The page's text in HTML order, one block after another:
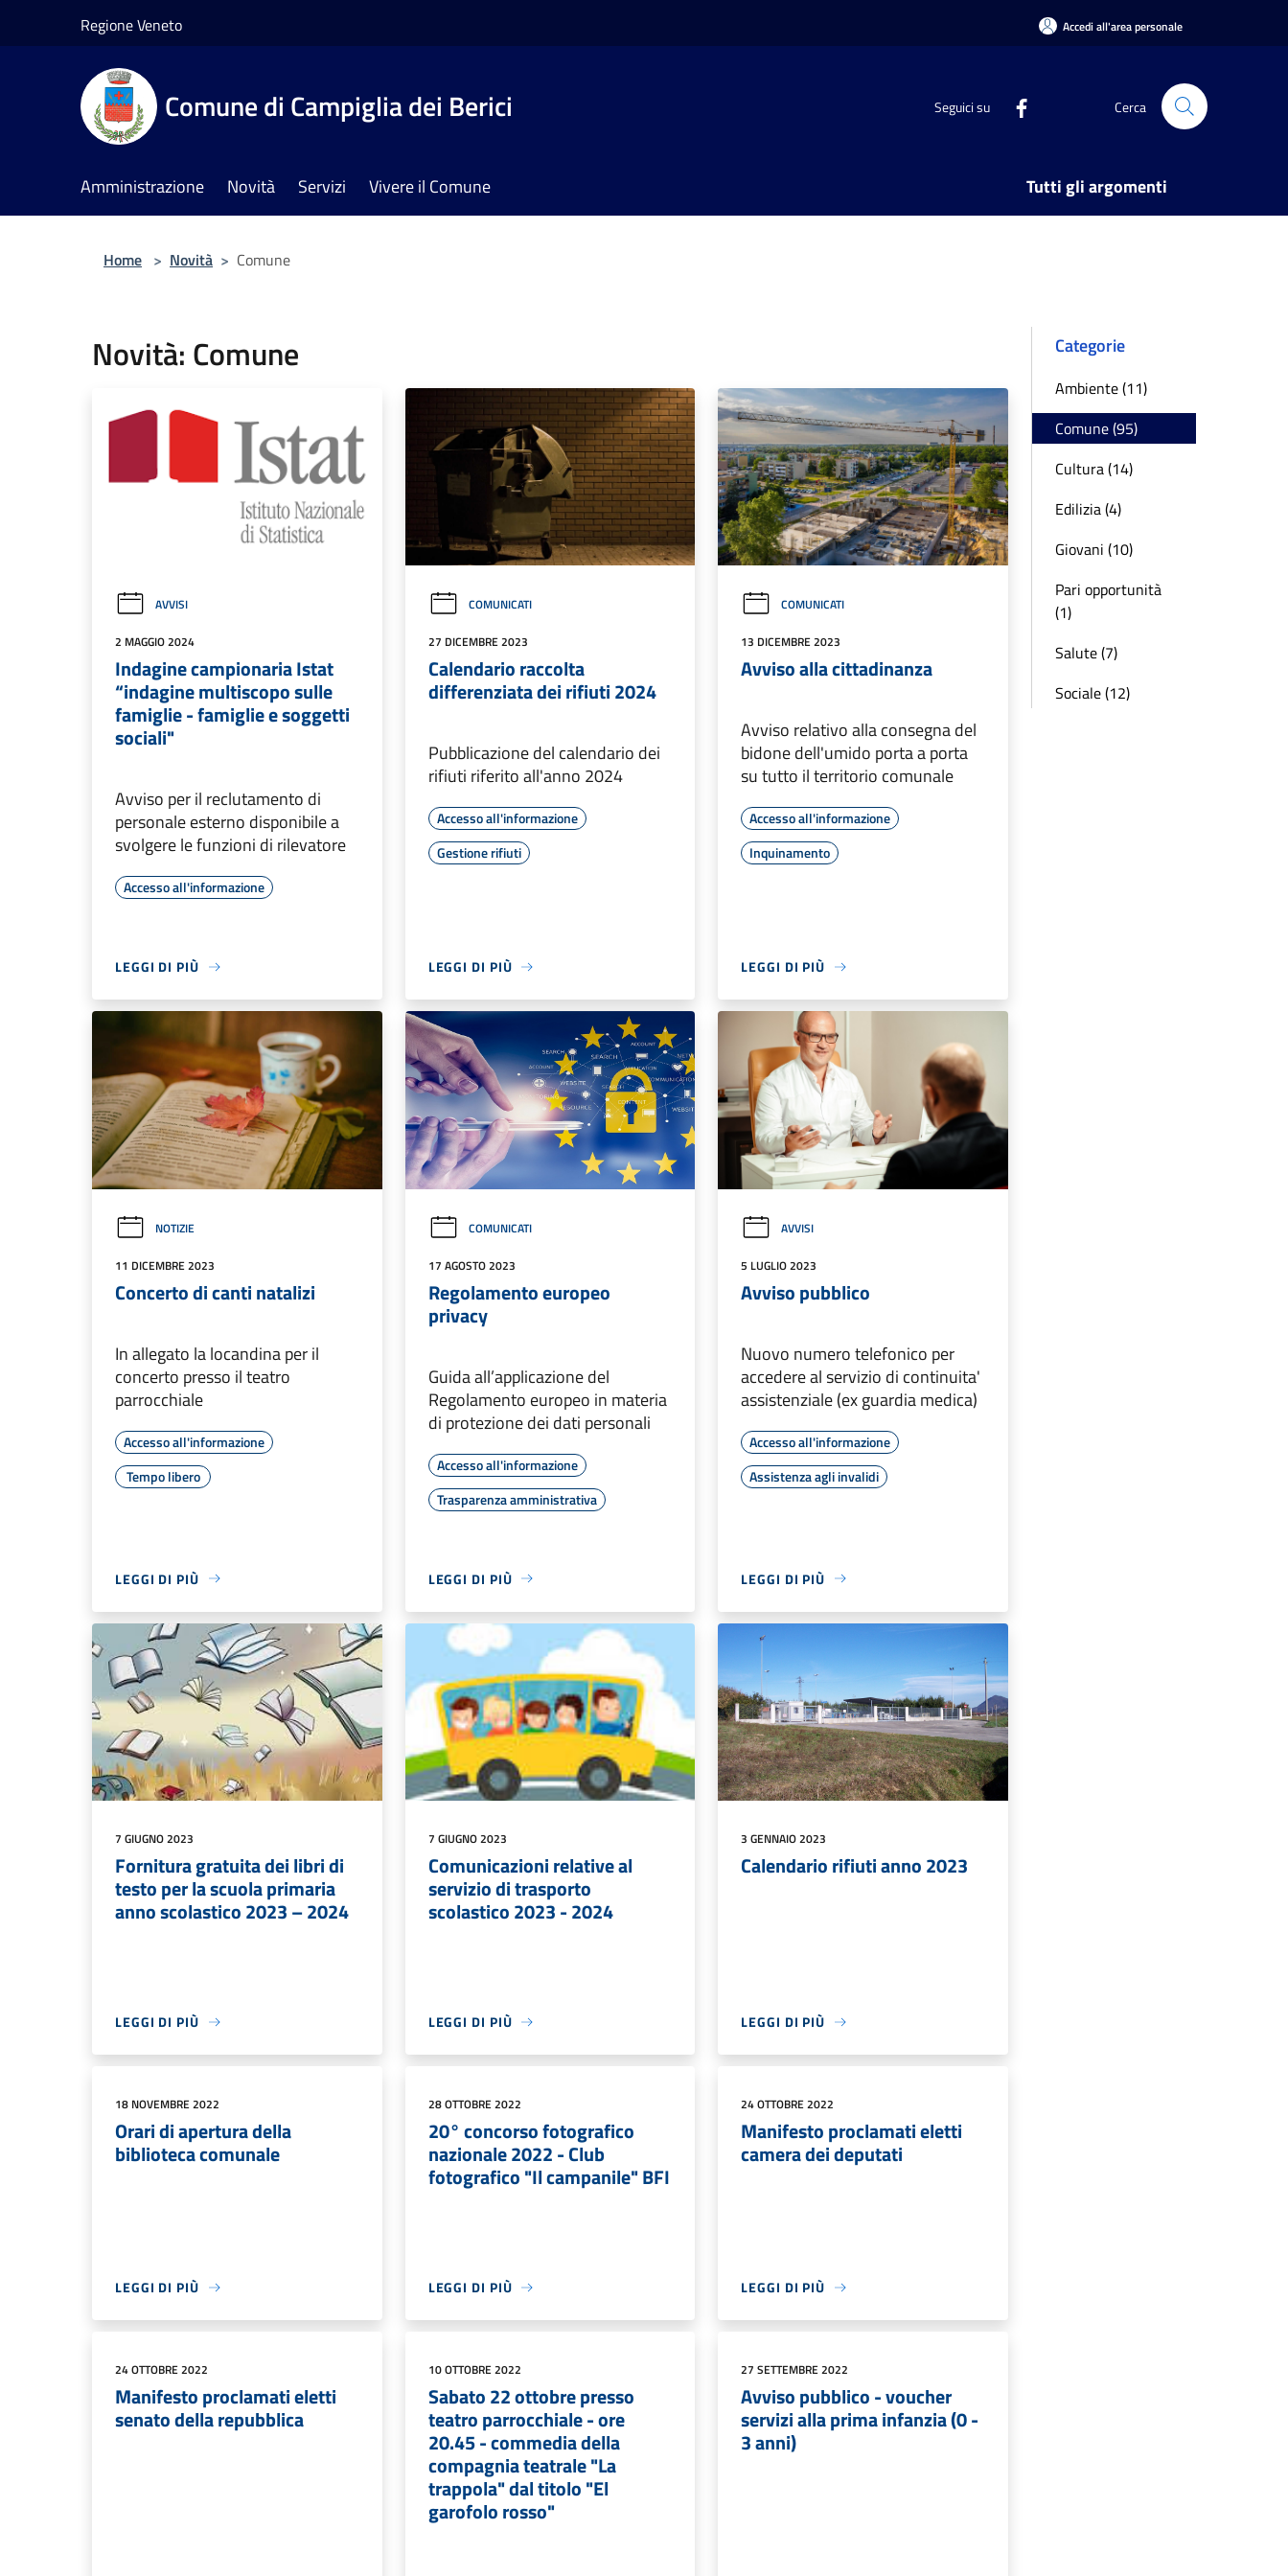
Regione Veneto Accedi all'area personale
Comune di Campiglia dei Berici Seguici su Cerca
Amministrazione Novità Servizi Vivere il Comune Tutti gli argomenti
Home > Novità > Comune
Novità: Comune
AVVISI
2 MAGGIO 2024
Indagine campionaria Istat
“indagine multiscopo sulle
famiglie - famiglie e soggetti
sociali"
Avviso per il reclutamento di
personale esterno disponibile a
svolgere le funzioni di rilevatore
Accesso all'informazione
LEGGI DI PIÙ
COMUNICATI
27 DICEMBRE 2023
Calendario raccolta
differenziata dei rifiuti 2024
Pubblicazione del calendario dei
rifiuti riferito all'anno 2024
Accesso all'informazione
Gestione rifiuti
LEGGI DI PIÙ
COMUNICATI
13 DICEMBRE 2023
Avviso alla cittadinanza
Avviso relativo alla consegna del
bidone dell'umido porta a porta
su tutto il territorio comunale
Accesso all'informazione
Inquinamento
LEGGI DI PIÙ
NOTIZIE
11 DICEMBRE 2023
Concerto di canti natalizi
In allegato la locandina per il
concerto presso il teatro
parrocchiale
Accesso all'informazione
Tempo libero
LEGGI DI PIÙ
COMUNICATI
17 AGOSTO 2023
Regolamento europeo
privacy
Guida all’applicazione del
Regolamento europeo in materia
di protezione dei dati personali
Accesso all'informazione
Trasparenza amministrativa
LEGGI DI PIÙ
AVVISI
5 LUGLIO 2023
Avviso pubblico
Nuovo numero telefonico per
accedere al servizio di continuita'
assistenziale (ex guardia medica)
Accesso all'informazione
Assistenza agli invalidi
LEGGI DI PIÙ
7 GIUGNO 2023
Fornitura gratuita dei libri di
testo per la scuola primaria
anno scolastico 2023 – 2024
LEGGI DI PIÙ
7 GIUGNO 2023
Comunicazioni relative al
servizio di trasporto
scolastico 2023 - 2024
LEGGI DI PIÙ
3 GENNAIO 2023
Calendario rifiuti anno 2023
LEGGI DI PIÙ
18 NOVEMBRE 2022
Orari di apertura della
biblioteca comunale
LEGGI DI PIÙ
28 OTTOBRE 2022
20° concorso fotografico
nazionale 2022 - Club
fotografico "Il campanile" BFI
LEGGI DI PIÙ
24 OTTOBRE 2022
Manifesto proclamati eletti
camera dei deputati
LEGGI DI PIÙ
24 OTTOBRE 2022
Manifesto proclamati eletti
senato della repubblica
10 OTTOBRE 2022
Sabato 22 ottobre presso
teatro parrocchiale - ore
20.45 - commedia della
compagnia teatrale "La
trappola" dal titolo "El
garofolo rosso"
27 SETTEMBRE 2022
Avviso pubblico - voucher
servizi alla prima infanzia (0 -
3 anni)
Categorie
Ambiente (11)
Comune (95)
Cultura (14)
Edilizia (4)
Giovani (10)
Pari opportunità
(1)
Salute (7)
Sociale (12)